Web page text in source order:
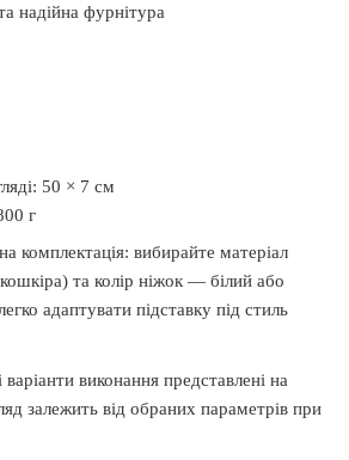
надійна фурнітура
50 × 7 см
г
комплектація: вибирайте матеріал
та колір ніжок — білий або
адаптувати підставку під стиль
варіанти виконання представлені на
залежить від обраних параметрів при